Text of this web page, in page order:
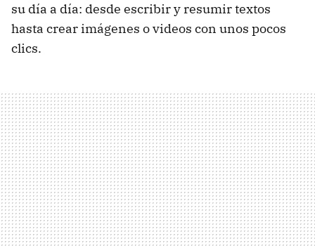
su día a día: desde escribir y resumir textos
hasta crear imágenes o videos con unos pocos
clics.